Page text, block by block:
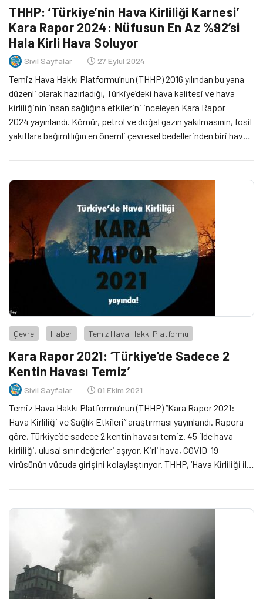
THHP: ‘Türkiye’nin Hava Kirliliği Karnesi’
Kara Rapor 2024: Nüfusun En Az %92’si
Hala Kirli Hava Soluyor
Sivil Sayfalar 27 Eylül 2024
Temiz Hava Hakkı Platformu’nun (THHP) 2016 yılından bu yana
düzenli olarak hazırladığı, Türkiye’deki hava kalitesi ve hava
kirliliğinin insan sağlığına etkilerini inceleyen Kara Rapor
2024 yayınlandı. Kömür, petrol ve doğal gazın yakılmasının, fosil
yakıtlara bağımlılığın en önemli çevresel bedellerinden biri hava
mevzuat olsa da bu mevzuatın içeriğinde ve uygulanmasında
ciddi sıkıntılar […]
Çevre Haber Temiz Hava Hakkı Platformu
Kara Rapor 2021: ‘Türkiye’de Sadece 2
Kentin Havası Temiz’
Sivil Sayfalar 01 Ekim 2021
Temiz Hava Hakkı Platformu’nun (THHP) “Kara Rapor 2021:
Hava Kirliliği ve Sağlık Etkileri” araştırması yayınlandı. Rapora
göre, Türkiye’de sadece 2 kentin havası temiz. 45 ilde hava
kirliliği, ulusal sınır değerleri aşıyor. Kirli hava, COVID-19
virüsünün vücuda girişini kolaylaştırıyor. THHP, ‘Hava Kirliliği ile
Eylem Planları oluşturulmasını öneriyor.